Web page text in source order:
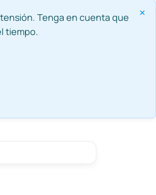
×
Tenga en cuenta que
tiempo.